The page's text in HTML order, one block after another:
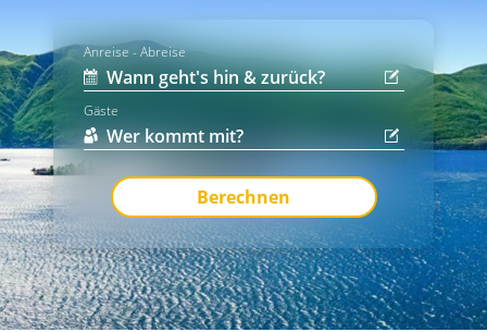
Anreise - Abreise
Gäste
Berechnen